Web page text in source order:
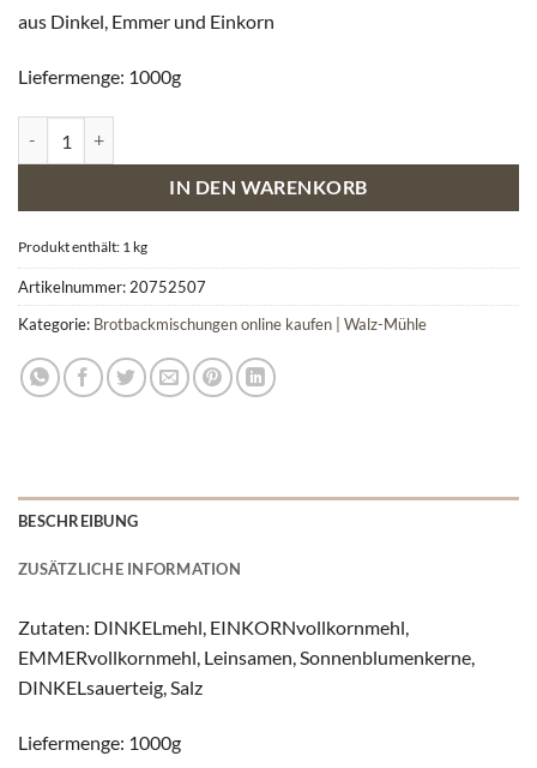
aus Dinkel, Emmer und Einkorn
Liefermenge: 1000g
IN DEN WARENKORB
Produkt enthält: 1 kg
Artikelnummer: 20752507
Kategorie: Brotbackmischungen online kaufen | Walz-Mühle
BESCHREIBUNG
ZUSÄTZLICHE INFORMATION
Zutaten: DINKELmehl, EINKORNvollkornmehl,
EMMERvollkornmehl, Leinsamen, Sonnenblumenkerne,
DINKELsauerteig, Salz
Liefermenge: 1000g